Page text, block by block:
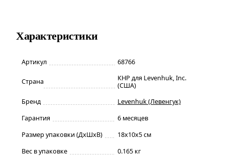
Характеристики
Артикул 68766
Страна
КНР для Levenhuk, Inc.
(США)
Бренд
Levenhuk (Левенгук)
Гарантия
6 месяцев
Размер упаковки (ДxШxВ)
18x10x5 см
Вес в упаковке
0.165 кг